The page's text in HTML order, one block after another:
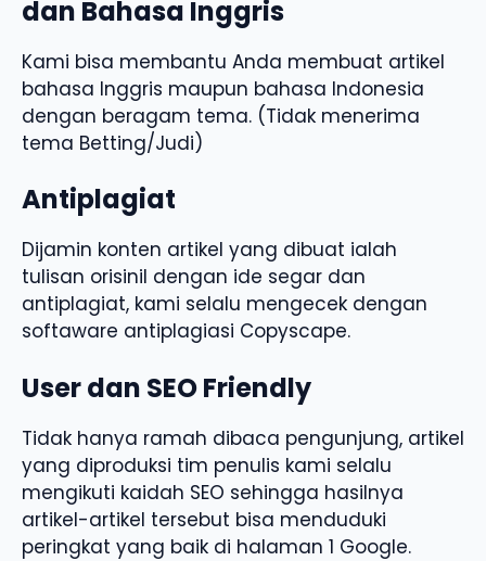
dan Bahasa Inggris
Kami bisa membantu Anda membuat artikel
bahasa Inggris maupun bahasa Indonesia
dengan beragam tema. (Tidak menerima
tema Betting/Judi)
Antiplagiat
Dijamin konten artikel yang dibuat ialah
tulisan orisinil dengan ide segar dan
antiplagiat, kami selalu mengecek dengan
softaware antiplagiasi Copyscape.
User dan SEO Friendly
Tidak hanya ramah dibaca pengunjung, artikel
yang diproduksi tim penulis kami selalu
mengikuti kaidah SEO sehingga hasilnya
artikel-artikel tersebut bisa menduduki
peringkat yang baik di halaman 1 Google.